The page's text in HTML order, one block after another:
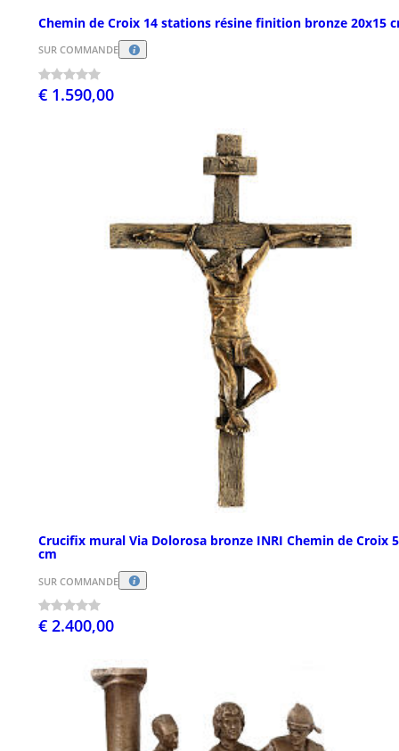
Chemin de Croix 14 stations résine finition bronze 20x15
SUR COMMANDE
€ 1.590,00
Crucifix mural Via Dolorosa bronze INRI Chemin de Croix
cm
SUR COMMANDE
€ 2.400,00